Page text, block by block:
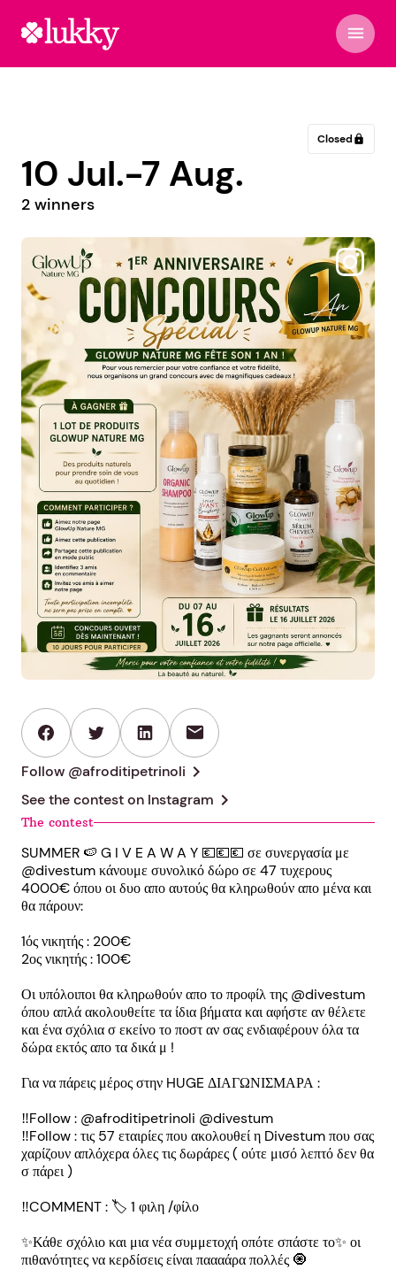
menu
Closed lock
10 Jul.-7 Aug.
2 winners
@afroditipetrinoli
mail
Follow @afroditipetrinoli chevron_right
See the contest on Instagram chevron_right
The contest
SUMMER 🍉 G I V E A W A Y 💶💶💶 σε συνεργασία με
@divestum κάνουμε συνολικό δώρο σε 47 τυχερους
4000€ όπου οι δυο απο αυτούς θα κληρωθούν απο μένα και
θα πάρουν:
1ός νικητής : 200€
2ος νικητής : 100€
Οι υπόλοιποι θα κληρωθούν απο το προφίλ της @divestum
όπου απλά ακολουθείτε τα ίδια βήματα και αφήστε αν θέλετε
και ένα σχόλια σ εκείνο το ποστ αν σας ενδιαφέρουν όλα τα
δώρα εκτός απο τα δικά μ !
Για να πάρεις μέρος στην HUGE ΔΙΑΓΩΝΙΣΜΑΡΑ :
‼️Follow : @afroditipetrinoli @divestum
‼️Follow : τις 57 εταιρίες που ακολουθεί η Divestum που σας
χαρίζουν απλόχερα όλες τις δωράρες ( ούτε μισό λεπτό δεν θα
σ πάρει )
‼️COMMENT : 🏷 1 φιλη /φίλο
✨Κάθε σχόλιο και μια νέα συμμετοχή οπότε σπάστε το✨ οι
πιθανότητες να κερδίσεις είναι παααάρα πολλές 🧿